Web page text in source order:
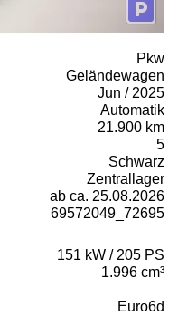
Pkw
Geländewagen
Jun / 2025
Automatik
21.900 km
5
Schwarz
Zentrallager
ab ca. 25.08.2026
69572049_72695
151 kW / 205 PS
1.996 cm³
Euro6d